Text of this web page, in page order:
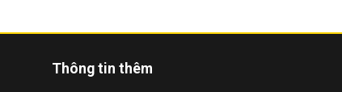
Thông tin thêm